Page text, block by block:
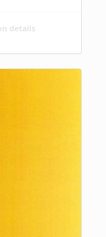
details